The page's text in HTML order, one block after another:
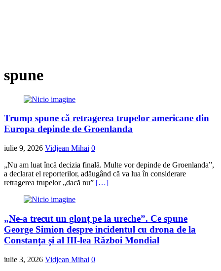
spune
Trump spune că retragerea trupelor americane din
Europa depinde de Groenlanda
iulie 9, 2026 Vidjean Mihai 0
„Nu am luat încă decizia finală. Multe vor depinde de Groenlanda”,
a declarat el reporterilor, adăugând că va lua în considerare
retragerea trupelor „dacă nu” […]
„Ne-a trecut un glonț pe la ureche”. Ce spune
George Simion despre incidentul cu drona de la
Constanța și al III-lea Război Mondial
iulie 3, 2026 Vidjean Mihai 0